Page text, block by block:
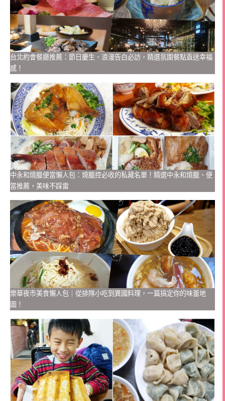
台北約會餐廳推薦：節日慶生、浪漫告白必訪，精選氛圍餐點直送幸福
感！
中永和燒臘便當懶人包：燒臘控必收的私藏名單！精選中永和燒臘、便
當推薦，美味不踩雷
樂華夜市美食懶人包｜從排隊小吃到異國料理，一篇搞定你的味蕾地
圖！